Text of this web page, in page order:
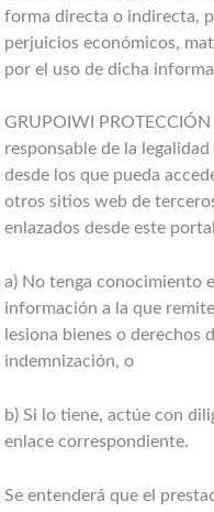
forma directa o indirecta,
perjuicios económicos,
por el uso de dicha
GRUPOIWI
responsable de la
desde los que pueda
otros sitios web de
enlazados desde este
a) No tenga conocimiento
información a la que
lesiona bienes o derechos
indemnización, o
b) Si lo tiene, actúe con
enlace correspondiente.
Se entenderá que el